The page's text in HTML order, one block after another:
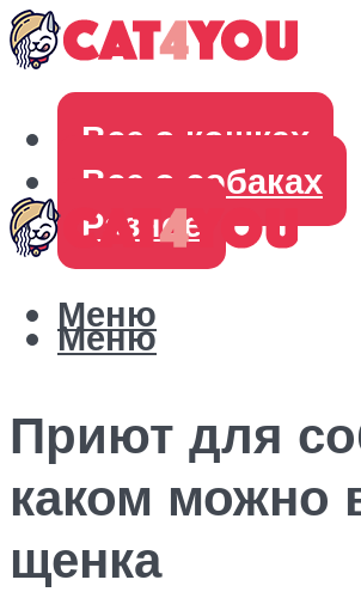
Все о кошках
Все о собаках
Разное
Меню
Меню
Приют для
каком можно
щенка